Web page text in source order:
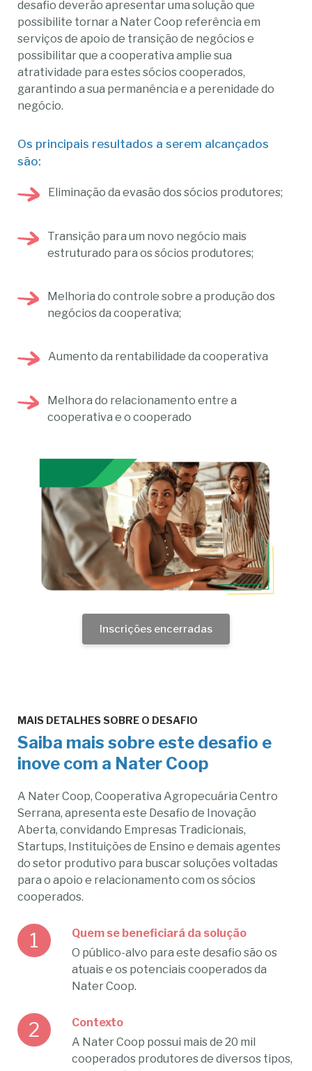
desafio deverão apresentar uma solução que
possibilite tornar a Nater Coop referência em
serviços de apoio de transição de negócios e
possibilitar que a cooperativa amplie sua
atratividade para estes sócios cooperados,
garantindo a sua permanência e a perenidade do
negócio.
Os principais resultados a serem alcançados
são:
Eliminação da evasão dos sócios produtores;
Transição para um novo negócio mais
estruturado para os sócios produtores;
Melhoria do controle sobre a produção dos
negócios da cooperativa;
Aumento da rentabilidade da cooperativa
Melhora do relacionamento entre a
cooperativa e o cooperado
Inscrições encerradas
MAIS DETALHES SOBRE O DESAFIO
Saiba mais sobre este desafio e
inove com a Nater Coop
A Nater Coop, Cooperativa Agropecuária Centro
Serrana, apresenta este Desafio de Inovação
Aberta, convidando Empresas Tradicionais,
Startups, Instituições de Ensino e demais agentes
do setor produtivo para buscar soluções voltadas
para o apoio e relacionamento com os sócios
cooperados.
Quem se beneficiará da solução
O público-alvo para este desafio são os
atuais e os potenciais cooperados da
Nater Coop.
Contexto
A Nater Coop possui mais de 20 mil
cooperados produtores de diversos tipos,